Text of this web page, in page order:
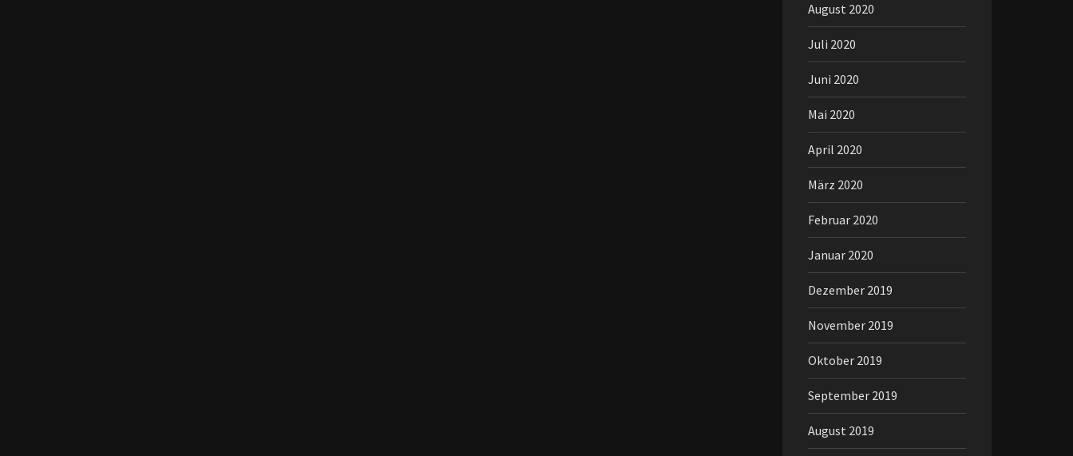
August 2020
Juli 2020
Juni 2020
Mai 2020
April 2020
März 2020
Februar 2020
Januar 2020
Dezember 2019
November 2019
Oktober 2019
September 2019
August 2019